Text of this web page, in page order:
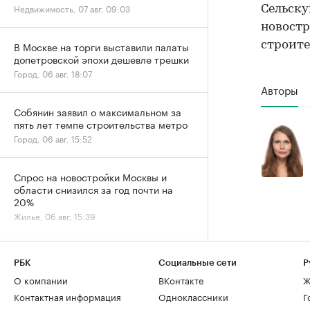
Авторы
Недвижимость, 07 авг, 09:03
В Москве на торги выставили палаты
допетровской эпохи дешевле трешки
Город, 06 авг, 18:07
Собянин заявил о максимальном за
пять лет темпе строительства метро
Город, 06 авг, 15:52
Спрос на новостройки Москвы и
области снизился за год почти на
20%
Жилье, 06 авг, 15:39
естественному уровню после
ажиотажа
Деньги, 06 авг, 13:32
РБК
О компании
Контактная информация
Социальные сети
ВКонтакте
Одноклассники